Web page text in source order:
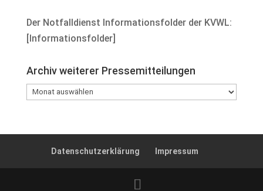
Der Notfalldienst Informationsfolder der KVWL:
[Informationsfolder]
Archiv weiterer Pressemitteilungen
Archiv
Datenschutzerklärung Impressum